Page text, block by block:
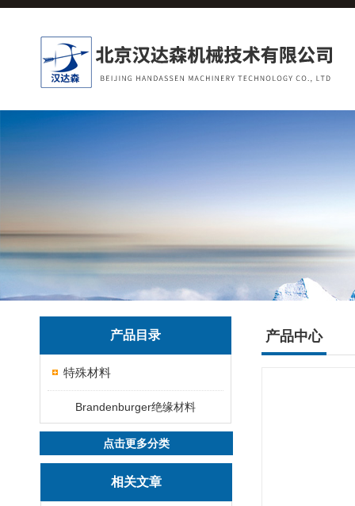
产品目录
特殊材料
Brandenburger绝缘材料
点击更多分类
相关文章
产品中心